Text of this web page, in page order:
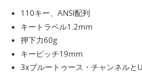
110キー、ANSI配列
キートラベル1.2mm
押下力60g
キーピッチ19mm
3xブルートゥース・チャンネルと